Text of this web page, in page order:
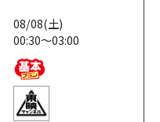
08/08(土)
00:30～03:00